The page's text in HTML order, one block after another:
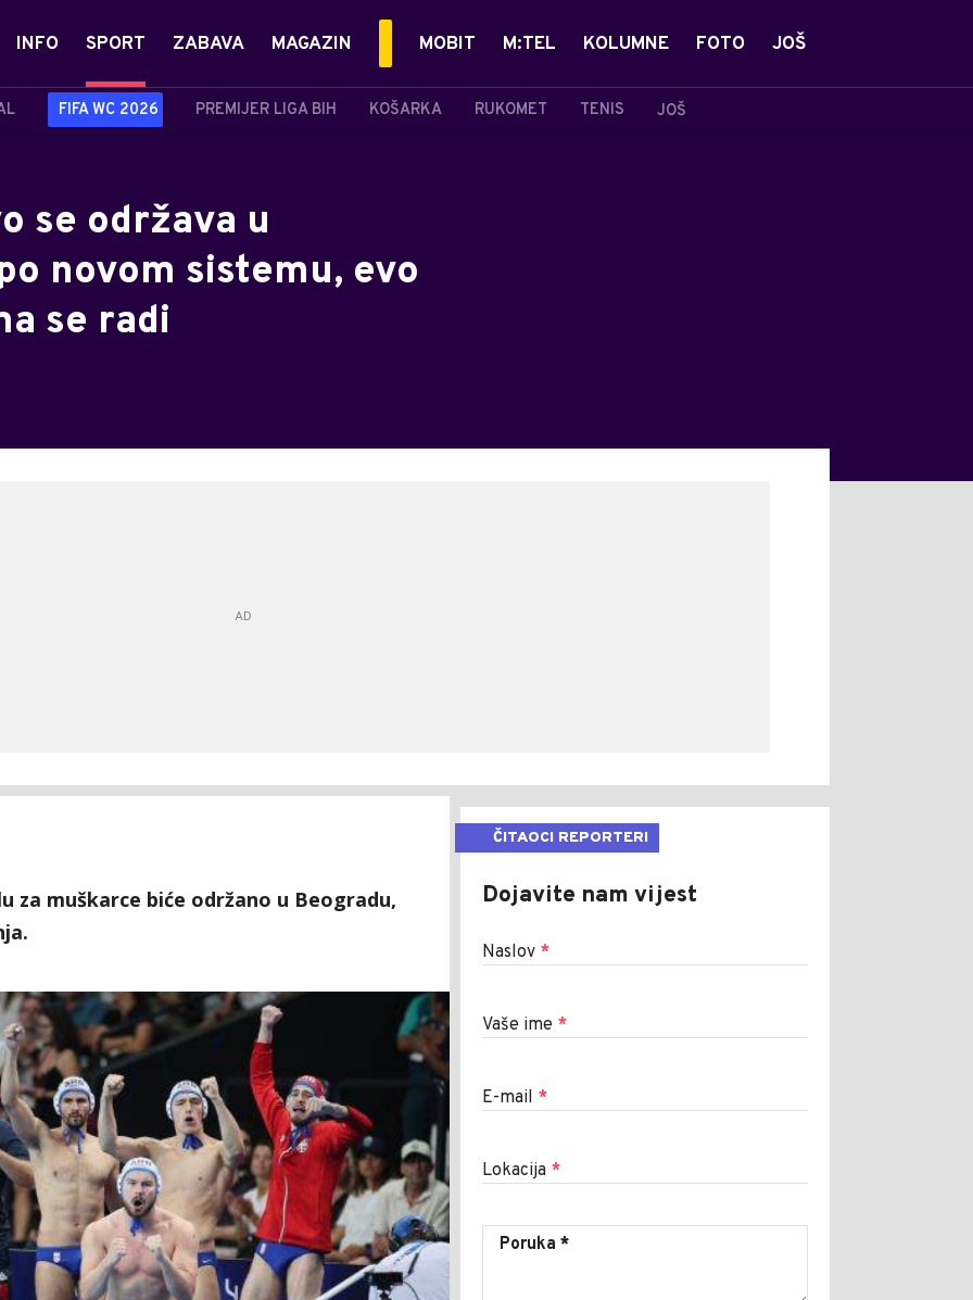
INFO SPORT
FIFA WC 2026 PREMIJER LIGA BIH KOŠARKA RUKOMET TENIS JOŠ
ZABAVA MAGAZIN MOBIT M:TEL KOLUMNE FOTO JOŠ
se održava u
novom sistemu, evo
se radi
za muškarce biće održano u Beogradu,
ČITAOCI REPORTERI
Dojavite nam vijest
Naslov *
Vaše ime *
E-mail *
Lokacija *